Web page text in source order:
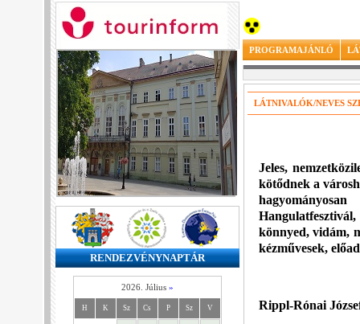
RENDEZVÉNYNAPTÁR
2026. Július »
H K Sz Cs P Sz V
PROGRAMAJÁNLÓ
LÁTNIVALÓK/NEVES
Jeles,
kötődnek a
könnyed, vidám,
kézművesek,
Rippl-Rónai